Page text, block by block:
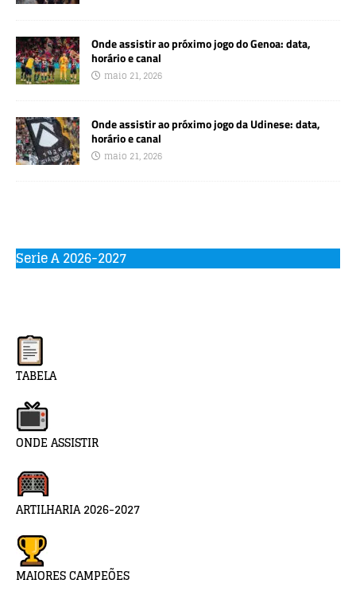
Onde assistir ao próximo jogo do Genoa: data,
horário e canal
maio 21, 2026
Onde assistir ao próximo jogo da Udinese: data,
horário e canal
maio 21, 2026
Serie A 2026-2027
TABELA
ONDE ASSISTIR
ARTILHARIA 2026-2027
MAIORES CAMPEÕES